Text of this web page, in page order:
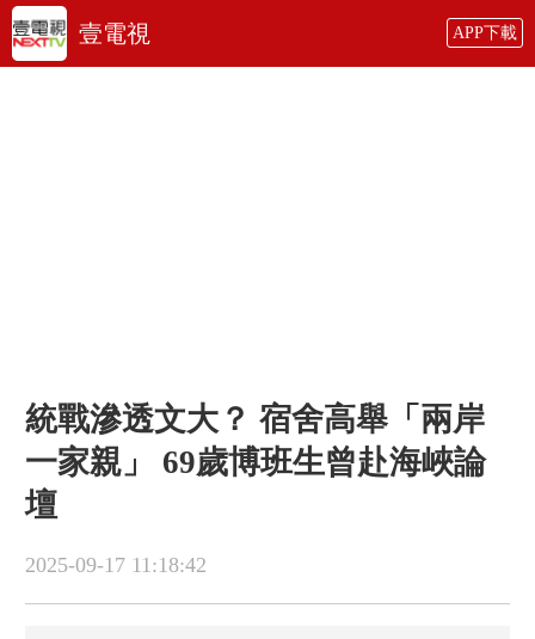
壹電視 APP下載
統戰滲透文大？ 宿舍高舉「兩岸
一家親」 69歲博班生曾赴海峽論
壇
2025-09-17 11:18:42